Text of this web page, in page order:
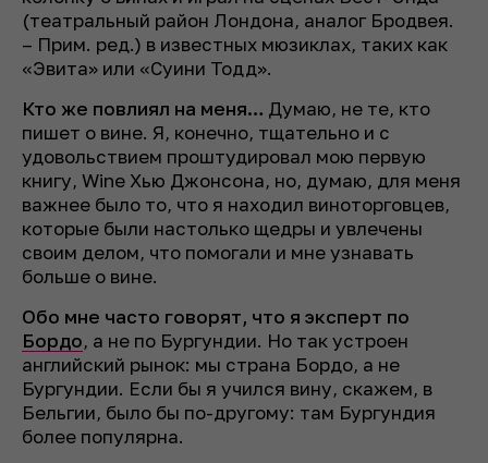
(театральный район Лондона, аналог Бродвея.
– Прим. ред.) в известных мюзиклах, таких как
«Эвита» или «Суини Тодд».
Кто же повлиял на меня… Думаю, не те, кто
пишет о вине. Я, конечно, тщательно и с
удовольствием проштудировал мою первую
книгу, Wine Хью Джонсона, но, думаю, для меня
важнее было то, что я находил виноторговцев,
которые были настолько щедры и увлечены
своим делом, что помогали и мне узнавать
больше о вине.
Обо мне часто говорят, что я эксперт по
Бордо, а не по Бургундии. Но так устроен
английский рынок: мы страна Бордо, а не
Бургундии. Если бы я учился вину, скажем, в
Бельгии, было бы по-другому: там Бургундия
более популярна.